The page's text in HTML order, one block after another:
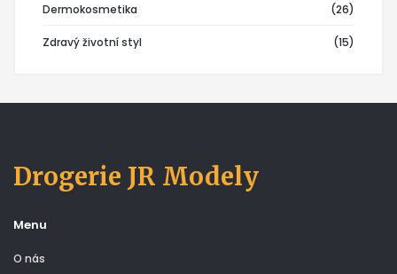
Dermokosmetika (26)
Zdravý životní styl (15)
Drogerie JR Modely
Menu
O nás